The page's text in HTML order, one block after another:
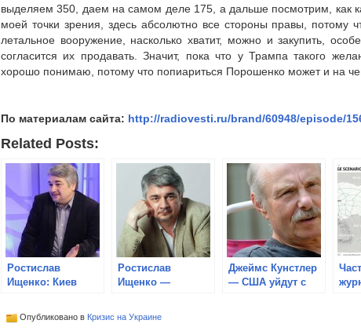
выделяем 350, даем на самом деле 175, а дальше посмотрим, как
моей точки зрения, здесь абсолютно все стороны правы, потому
летальное вооружение, насколько хватит, можно и закупить,
согласится их продавать. Значит, пока что у Трампа такого
хорошо понимаю, потому что попиариться Порошенко может и на
По материалам сайта: http://radiovesti.ru/brand/60948/episode/
Related Posts:
Ростислав
Ищенко: Киев
Ростислав
Ищенко —
завершен»
Джеймс Кунстлер
— США уйдут с
Опубликовано в Кризис на Украине